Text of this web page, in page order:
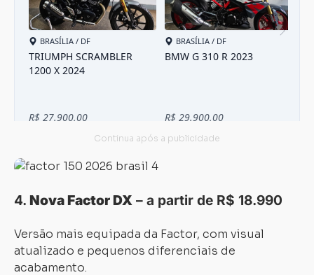
4. Nova Factor DX – a partir de R$ 18.990
Versão mais equipada da Factor, com visual
atualizado e pequenos diferenciais de
acabamento.